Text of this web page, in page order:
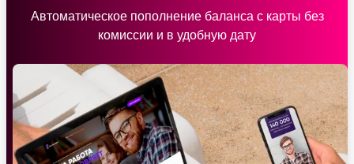
Автоматическое пополнение баланса с карты без
комиссии и в удобную дату